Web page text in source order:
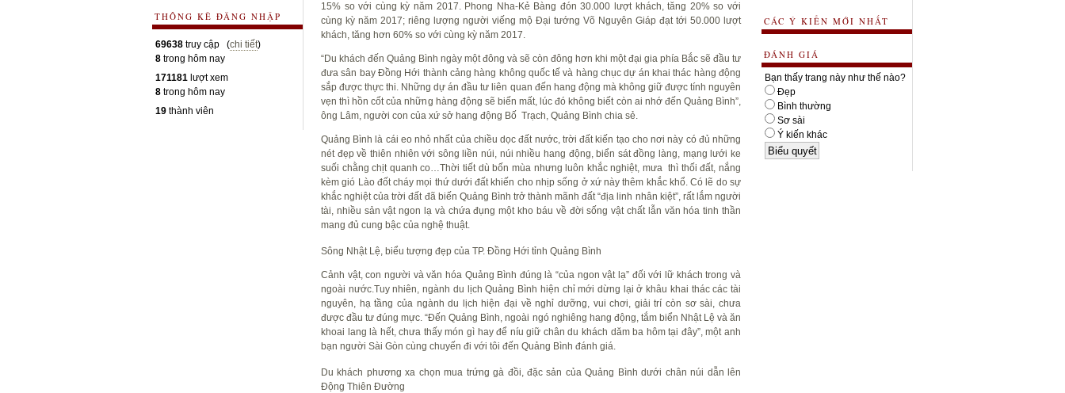
THÔNG KÊ ĐĂNG NHẬP
69638 truy cập (chi tiết)
8 trong hôm nay
171181 lượt xem
8 trong hôm nay
19 thành viên
CÁC Ý KIẾN MỚI NHẤT
ĐÁNH GIÁ
Bạn thấy trang này như thế nào?
Đẹp
Bình thường
Sơ sài
Ý kiến khác
15% so với cùng kỳ năm 2017. Phong Nha-Kẻ Bàng đón 30.000 lượt khách, tăng 20% so với
cùng kỳ năm 2017; riêng lượng người viếng mộ Đại tướng Võ Nguyên Giáp đạt tới 50.000 lượt
khách, tăng hơn 60% so với cùng kỳ năm 2017.
“Du khách đến Quảng Bình ngày một đông và sẽ còn đông hơn khi một đại gia phía Bắc sẽ đầu tư
đưa sân bay Đồng Hới thành cảng hàng không quốc tế và hàng chục dự án khai thác hàng động
sắp được thực thi. Những dự án đầu tư liên quan đến hang động mà không giữ được tính nguyên
vẹn thì hồn cốt của những hàng động sẽ biến mất, lúc đó không biết còn ai nhớ đến Quảng Bình”,
ông Lâm, người con của xứ sở hang động Bố Trạch, Quảng Bình chia sẻ.
Quảng Bình là cái eo nhỏ nhất của chiều dọc đất nước, trời đất kiến tạo cho nơi này có đủ những
nét đẹp về thiên nhiên với sông liền núi, núi nhiều hang động, biển sát đồng làng, mạng lưới ke
suối chằng chịt quanh co…Thời tiết dù bốn mùa nhưng luôn khắc nghiệt, mưa thì thối đất, nắng
kèm gió Lào đốt cháy mọi thứ dưới đất khiến cho nhịp sống ở xứ này thêm khắc khổ. Có lẽ do sự
khắc nghiệt của trời đất đã biến Quảng Bình trở thành mãnh đất “địa linh nhân kiệt”, rất lắm người
tài, nhiều sản vật ngon lạ và chứa đụng một kho báu về đời sống vật chất lẫn văn hóa tinh thần
mang đủ cung bậc của nghệ thuật.
Sông Nhật Lệ, biểu tượng đẹp của TP. Đồng Hới tỉnh Quảng Bình
Cảnh vật, con người và văn hóa Quảng Bình đúng là “của ngon vật lạ” đối với lữ khách trong và
ngoài nước.Tuy nhiên, ngành du lịch Quảng Bình hiện chỉ mới dừng lại ở khâu khai thác các tài
nguyên, hạ tầng của ngành du lịch hiện đại về nghỉ dưỡng, vui chơi, giải trí còn sơ sài, chưa
được đầu tư đúng mực. “Đến Quảng Bình, ngoài ngó nghiêng hang động, tắm biển Nhật Lệ và ăn
khoai lang là hết, chưa thấy món gì hay để níu giữ chân du khách dăm ba hôm tại đây”, một anh
bạn người Sài Gòn cùng chuyến đi với tôi đến Quảng Bình đánh giá.
Du khách phương xa chọn mua trứng gà đồi, đặc sản của Quảng Bình dưới chân núi dẫn lên
Động Thiên Đường